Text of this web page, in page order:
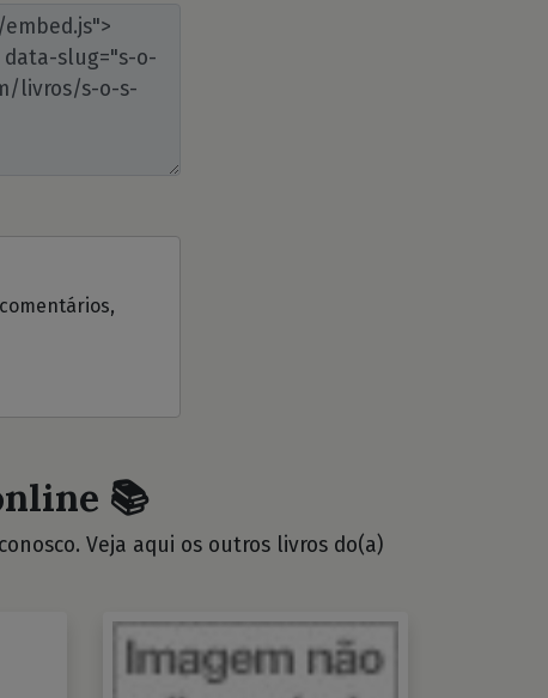
📚
Veja aqui os outros livros do(a)